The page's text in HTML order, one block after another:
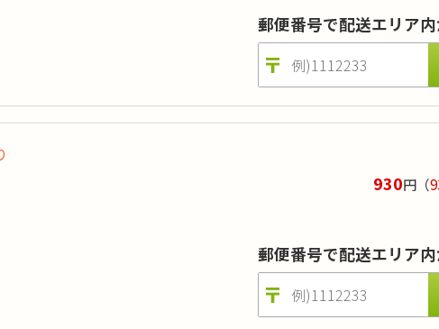
調整し、栄養バランスの良いカロリー計算が必要な方に適したお弁当
ごはんセットは880円 ※税込)。刻みやおかゆ、おかずの差替えでのアレルギー対応も無料
郵便番号で配送エリア
930円 （
が必要な方向けのお弁当です。病院の栄養指導を受けられている方や
郵便番号で配送エリア